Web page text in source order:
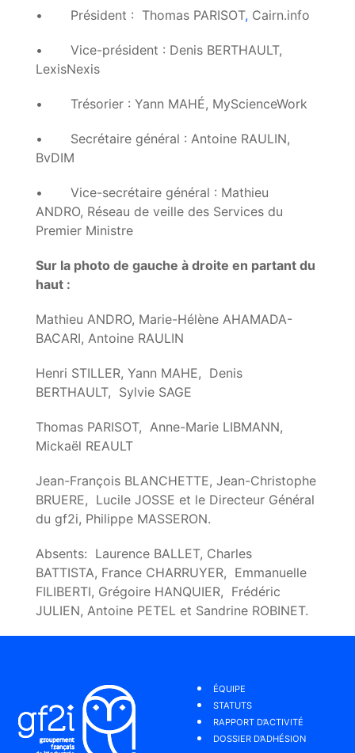
• Président : Thomas PARISOT, Cairn.info
• Vice-président : Denis BERTHAULT,
LexisNexis
• Trésorier : Yann MAHÉ, MyScienceWork
• Secrétaire général : Antoine RAULIN,
BvDIM
• Vice-secrétaire général : Mathieu
ANDRO, Réseau de veille des Services du
Premier Ministre
Sur la photo de gauche à droite en partant du
haut :
Mathieu ANDRO, Marie-Hélène AHAMADA-
BACARI, Antoine RAULIN
Henri STILLER, Yann MAHE, Denis
BERTHAULT, Sylvie SAGE
Thomas PARISOT, Anne-Marie LIBMANN,
Mickaël REAULT
Jean-François BLANCHETTE, Jean-Christophe
BRUERE, Lucile JOSSE et le Directeur Général
du gf2i, Philippe MASSERON.
Absents: Laurence BALLET, Charles
BATTISTA, France CHARRUYER, Emmanuelle
FILIBERTI, Grégoire HANQUIER, Frédéric
JULIEN, Antoine PETEL et Sandrine ROBINET.
ÉQUIPE
STATUTS
RAPPORT D’ACTIVITÉ
DOSSIER D’ADHÉSION